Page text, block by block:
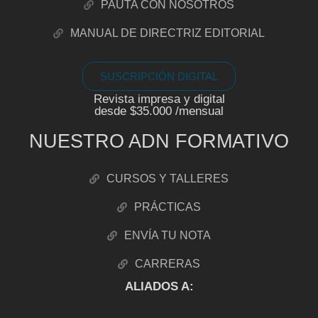
PAUTA CON NOSOTROS
MANUAL DE DIRECTRIZ EDITORIAL
SUSCRIPCIÓN DIGITAL
Revista impresa y digital
desde $35.000 /mensual
NUESTRO ADN FORMATIVO
CURSOS Y TALLERES
PRÁCTICAS
ENVÍA TU NOTA
CARRERAS
ALIADOS A: